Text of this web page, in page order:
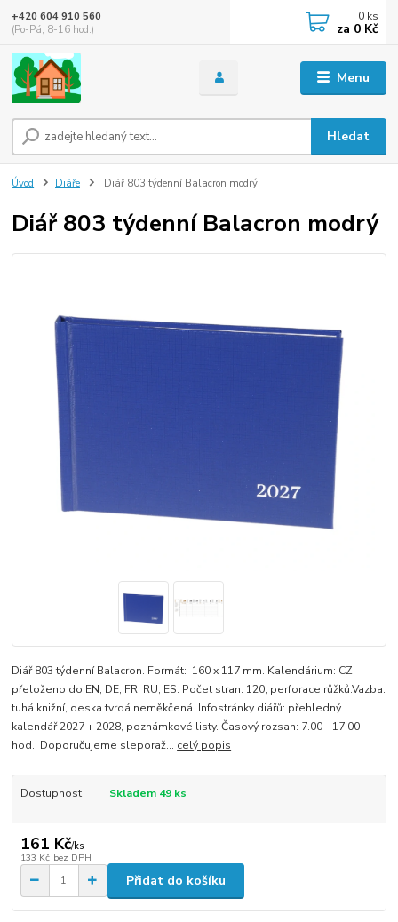
Menu
Hledat
+420 604 910 560
(Po-Pá, 8-16 hod.)
0 ks
za 0 Kč
Úvod Diáře Diář 803 týdenní Balacron modrý
Diář 803 týdenní Balacron modrý
Diář 803 týdenní Balacron. Formát: 160 x 117 mm. Kalendárium: CZ
přeloženo do EN, DE, FR, RU, ES. Počet stran: 120, perforace růžků.Vazba:
tuhá knižní, deska tvrdá neměkčená. Infostránky diářů: přehledný
kalendář 2027 + 2028, poznámkové listy. Časový rozsah: 7.00 - 17.00
hod.. Doporučujeme sleporaž... celý popis
Dostupnost Skladem 49 ks
161 Kč/ks
133 Kč bez DPH
Přidat do košíku